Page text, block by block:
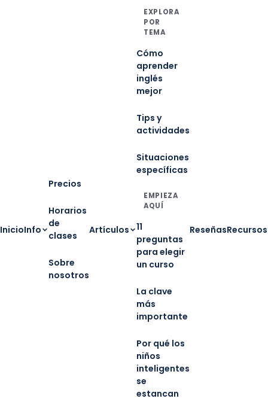
InicioInfo
Precios
Horarios
de
clases
Sobre
nosotros
Artículos
EXPLORA
POR
TEMA
Cómo
aprender
inglés
mejor
Tips y
actividades
Situaciones
específicas
EMPIEZA
AQUÍ
11
preguntas
para elegir
un curso
La clave
más
importante
Por qué los
niños
inteligentes
se
estancan
ReseñasRecursos